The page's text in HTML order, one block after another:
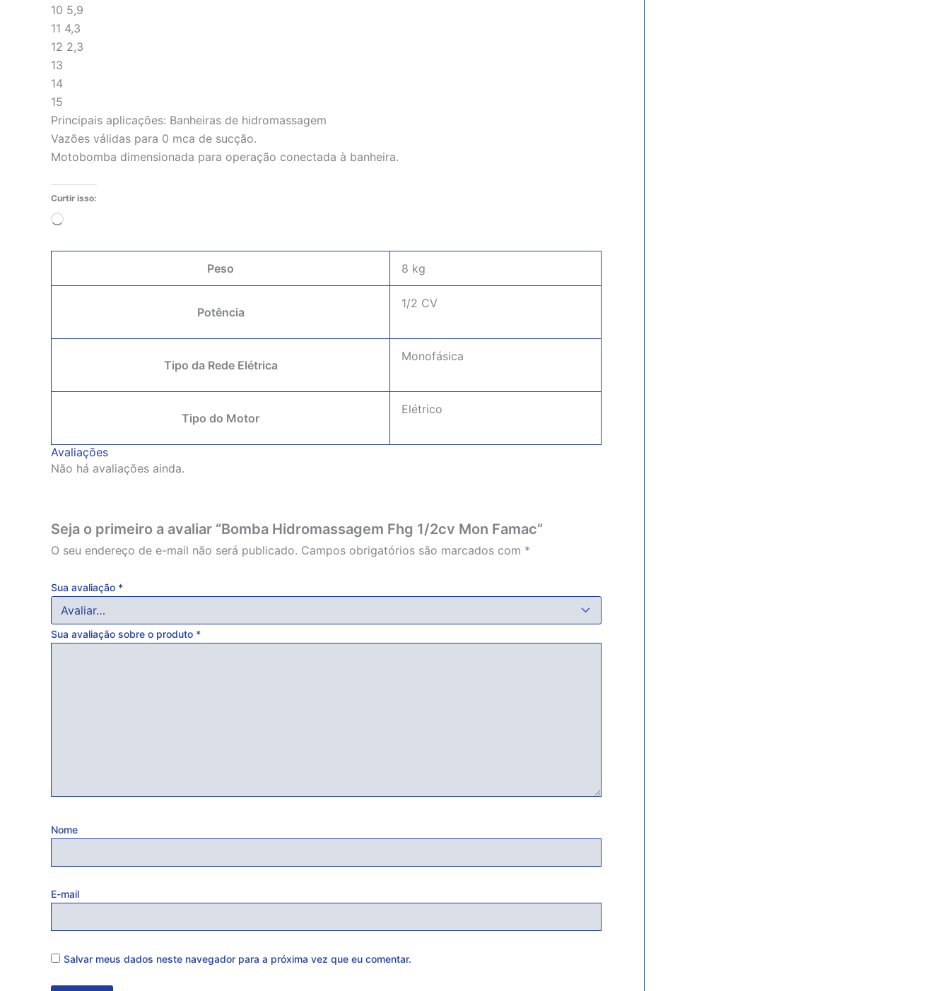
10 5,9
11 4,3
12 2,3
13
14
15
Principais aplicações: Banheiras de hidromassagem
Vazões válidas para 0 mca de sucção.
Motobomba dimensionada para operação conectada à banheira.
Curtir isso:
Carregando...
Peso 8 kg
Potência
1/2 CV
Tipo da Rede Elétrica
Monofásica
Tipo do Motor
Elétrico
Avaliações
Não há avaliações ainda.
Seja o primeiro a avaliar “Bomba Hidromassagem Fhg 1/2cv Mon Famac”
O seu endereço de e-mail não será publicado. Campos obrigatórios são marcados com *
Sua avaliação *
Sua avaliação sobre o produto *
Nome
E-mail
Salvar meus dados neste navegador para a próxima vez que eu comentar.